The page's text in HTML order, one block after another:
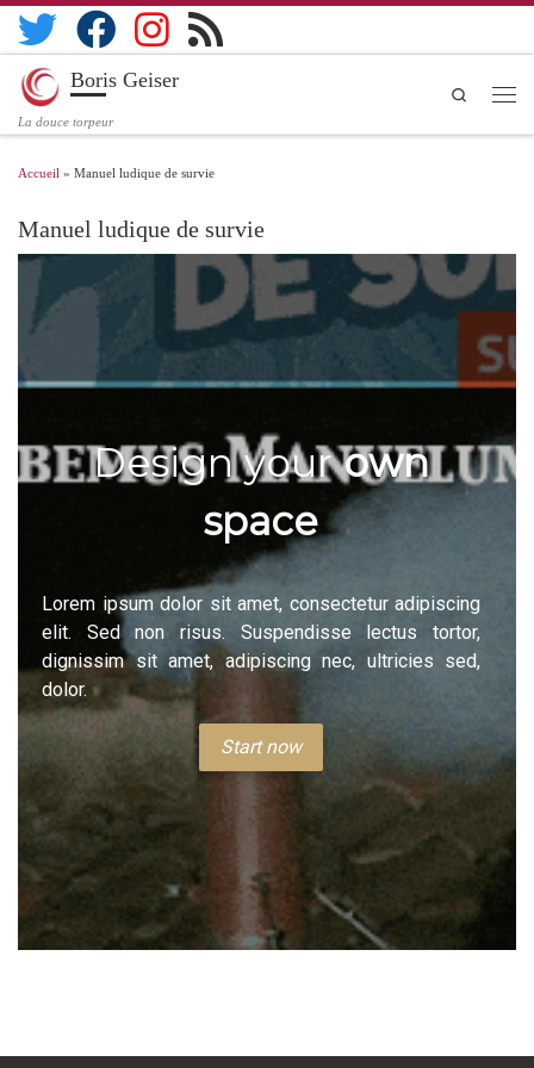
Boris Geiser
La douce torpeur
Search
Accueil » Manuel ludique de survie
Manuel ludique de survie
Design yourown
space
Lorem ipsum dolor sit amet, consectetur adipiscing
elit. Sed non risus. Suspendisse lectus tortor,
dignissim sit amet, adipiscing nec, ultricies sed,
dolor.
Start now